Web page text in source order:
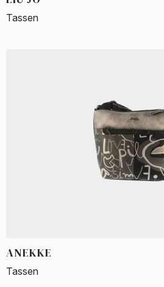
Tassen
ANEKKE
Tassen